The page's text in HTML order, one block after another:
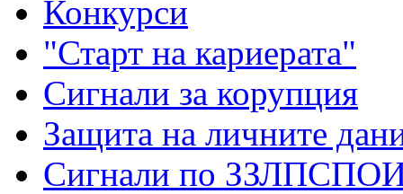
Конкурси
"Старт на кариерата"
Сигнали за корупция
Защита на личните
Сигнали по